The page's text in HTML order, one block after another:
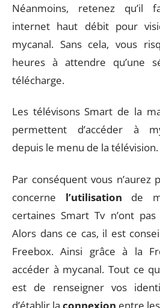
Néanmoins, retenez qu’il
internet haut débit pour
mycanal. Sans cela, vous
heures à attendre qu’une
télécharge.
Les télévisons Smart de la
permettent d’accéder à
depuis le menu de la télévision.
Par conséquent vous n’aurez
concerne l’utilisation de
certaines Smart Tv n’ont
Alors dans ce cas, il est
Freebox. Ainsi grâce à la
accéder à mycanal. Tout ce
est de renseigner vos
d’établir la connexion entre